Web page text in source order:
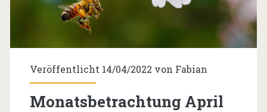
Veröffentlicht 14/04/2022 von Fabian
Monatsbetrachtung April